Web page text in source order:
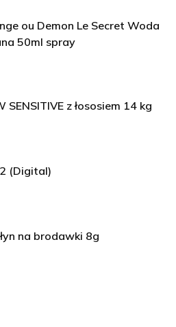
ou Demon Le Secret Woda
50ml spray
SENSITIVE z łososiem 14 kg
(Digital)
na brodawki 8g